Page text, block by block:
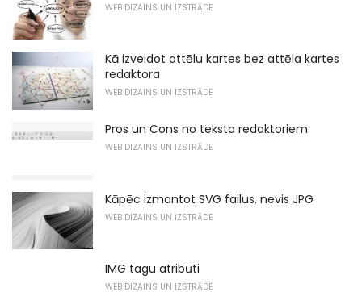
WEB DIZAINS UN IZSTRĀDE
Kā izveidot attēlu kartes bez attēla kartes
redaktora
WEB DIZAINS UN IZSTRĀDE
Pros un Cons no teksta redaktoriem
WEB DIZAINS UN IZSTRĀDE
Kāpēc izmantot SVG failus, nevis JPG
WEB DIZAINS UN IZSTRĀDE
IMG tagu atribūti
WEB DIZAINS UN IZSTRĀDE